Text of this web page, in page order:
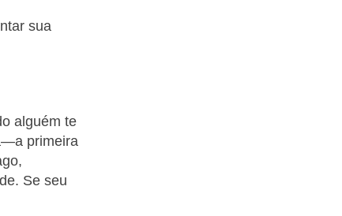
sua
alguém te
primeira
Se seu